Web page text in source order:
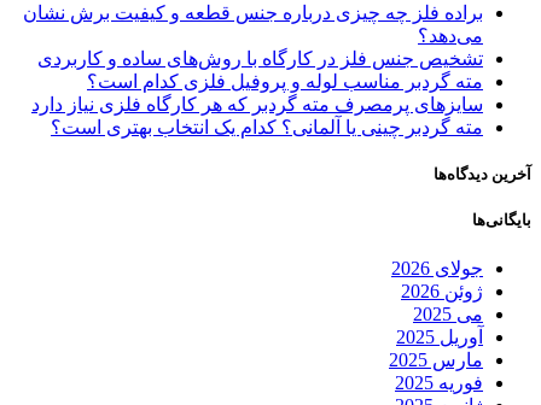
براده فلز چه چیزی درباره جنس قطعه و کیفیت برش نشان
می‌دهد؟
تشخیص جنس فلز در کارگاه با روش‌های ساده و کاربردی
مته گردبر مناسب لوله و پروفیل فلزی کدام است؟
سایزهای پرمصرف مته گردبر که هر کارگاه فلزی نیاز دارد
مته گردبر چینی یا آلمانی؟ کدام یک انتخاب بهتری است؟
آخرین دیدگاه‌ها
بایگانی‌ها
جولای 2026
ژوئن 2026
می 2025
آوریل 2025
مارس 2025
فوریه 2025